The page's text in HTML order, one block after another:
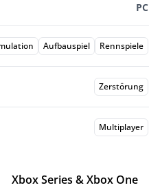
PC
Aufbauspiel Rennspiele
Zerstörung
Multiplayer
Xbox Series & Xbox One